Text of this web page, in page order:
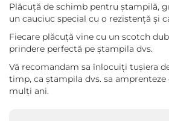
Plăcuță de schimb pentru ștampilă,
un cauciuc special cu o rezistență și
Fiecare plăcuță vine cu un scotch
prindere perfectă pe ștampila dvs.
Vă recomandam sa înlocuiți tușiera
timp, ca ștampila dvs. sa
mulți ani.